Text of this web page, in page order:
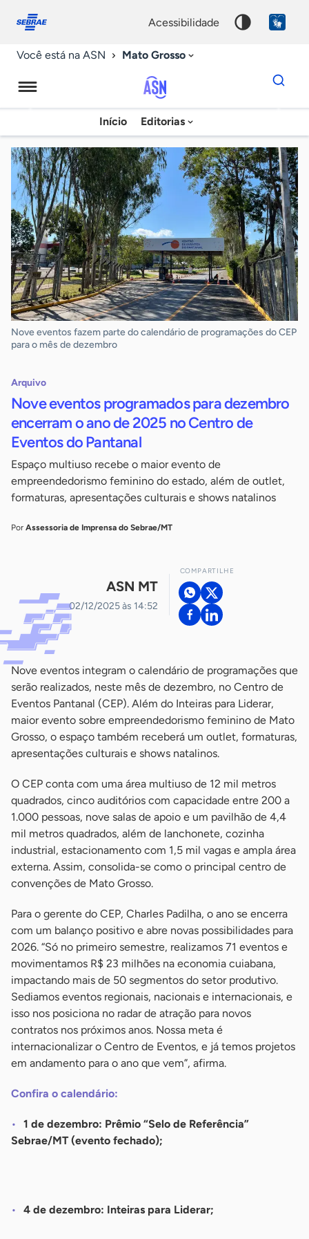
conosco
acessibilidade
Você está na ASN Mato Grosso
Agência
Sebrae
de
Notícias
Início Editorias
Dados
para
chave
Nove eventos fazem parte do calendário de programações do CEP
para o mês de dezembro
Arquivo
Nove eventos programados para dezembro
encerram o ano de 2025 no Centro de
Eventos do Pantanal
Espaço multiuso recebe o maior evento de
empreendedorismo feminino do estado, além de outlet,
formaturas, apresentações culturais e shows natalinos
Por Assessoria de Imprensa do Sebrae/MT
ASN MT
02/12/2025 às 14:52
COMPARTILHE
Nove eventos integram o calendário de programações que
serão realizados, neste mês de dezembro, no Centro de
Eventos Pantanal (CEP). Além do Inteiras para Liderar,
maior evento sobre empreendedorismo feminino de Mato
Grosso, o espaço também receberá um outlet, formaturas,
apresentações culturais e shows natalinos.
O CEP conta com uma área multiuso de 12 mil metros
quadrados, cinco auditórios com capacidade entre 200 a
1.000 pessoas, nove salas de apoio e um pavilhão de 4,4
mil metros quadrados, além de lanchonete, cozinha
industrial, estacionamento com 1,5 mil vagas e ampla área
externa. Assim, consolida-se como o principal centro de
convenções de Mato Grosso.
Para o gerente do CEP, Charles Padilha, o ano se encerra
com um balanço positivo e abre novas possibilidades para
2026. “Só no primeiro semestre, realizamos 71 eventos e
movimentamos R$ 23 milhões na economia cuiabana,
impactando mais de 50 segmentos do setor produtivo.
Sediamos eventos regionais, nacionais e internacionais, e
isso nos posiciona no radar de atração para novos
contratos nos próximos anos. Nossa meta é
internacionalizar o Centro de Eventos, e já temos projetos
em andamento para o ano que vem”, afirma.
Confira o calendário:
1 de dezembro: Prêmio “Selo de Referência”
Sebrae/MT (evento fechado);
4 de dezembro: Inteiras para Liderar;